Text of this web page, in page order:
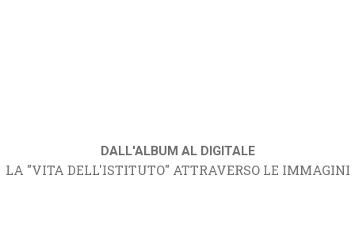
DALL'ALBUM AL DIGITALE
LA "VITA DELL'ISTITUTO" ATTRAVERSO LE IMMAGINI